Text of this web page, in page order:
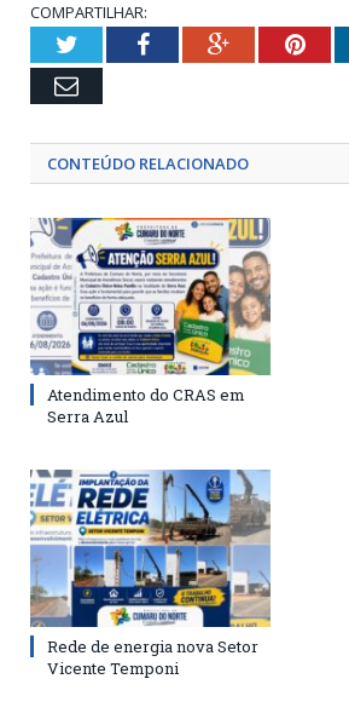
COMPARTILHAR:
TwitterFacebookGoogle+
Email
CONTEÚDO RELACIONADO
Atendimento do CRAS em
Serra Azul
Rede de energia nova Setor
Vicente Temponi